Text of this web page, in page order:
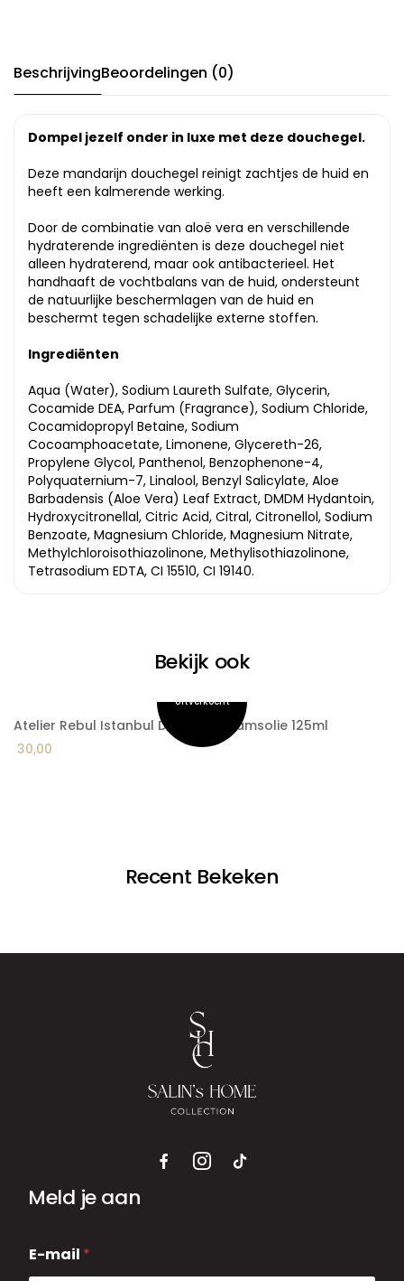
BeschrijvingBeoordelingen (0)
Dompel jezelf onder in luxe met deze douchegel.
Deze mandarijn douchegel reinigt zachtjes de huid en
heeft een kalmerende werking.
Door de combinatie van aloë vera en verschillende
hydraterende ingrediënten is deze douchegel niet
alleen hydraterend, maar ook antibacterieel. Het
handhaaft de vochtbalans van de huid, ondersteunt
de natuurlijke beschermlagen van de huid en
beschermt tegen schadelijke externe stoffen.
Ingrediënten
Aqua (Water), Sodium Laureth Sulfate, Glycerin,
Cocamide DEA, Parfum (Fragrance), Sodium Chloride,
Cocamidopropyl Betaine, Sodium
Cocoamphoacetate, Limonene, Glycereth-26,
Propylene Glycol, Panthenol, Benzophenone-4,
Polyquaternium-7, Linalool, Benzyl Salicylate, Aloe
Barbadensis (Aloe Vera) Leaf Extract, DMDM Hydantoin,
Hydroxycitronellal, Citric Acid, Citral, Citronellol, Sodium
Benzoate, Magnesium Chloride, Magnesium Nitrate,
Methylchloroisothiazolinone, Methylisothiazolinone,
Tetrasodium EDTA, CI 15510, CI 19140.
Bekijk ook
Atelier Rebul Istanbul Droge Lichaamsolie 125ml
30,00
Recent Bekeken
Meld je aan
-
m
E-mail *